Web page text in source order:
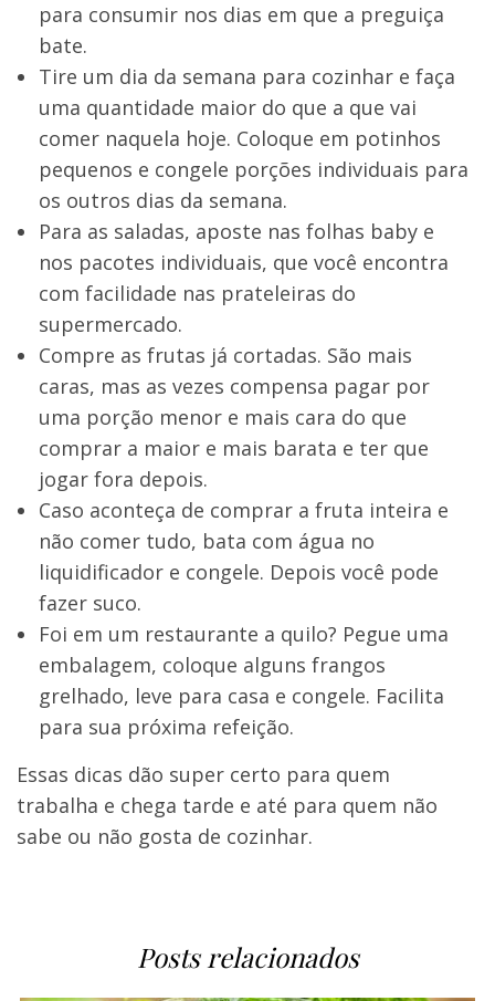
para consumir nos dias em que a preguiça
bate.
Tire um dia da semana para cozinhar e faça
uma quantidade maior do que a que vai
comer naquela hoje. Coloque em potinhos
pequenos e congele porções individuais para
os outros dias da semana.
Para as saladas, aposte nas folhas baby e
nos pacotes individuais, que você encontra
com facilidade nas prateleiras do
supermercado.
Compre as frutas já cortadas. São mais
caras, mas as vezes compensa pagar por
uma porção menor e mais cara do que
comprar a maior e mais barata e ter que
jogar fora depois.
Caso aconteça de comprar a fruta inteira e
não comer tudo, bata com água no
liquidificador e congele. Depois você pode
fazer suco.
Foi em um restaurante a quilo? Pegue uma
embalagem, coloque alguns frangos
grelhado, leve para casa e congele. Facilita
para sua próxima refeição.
Essas dicas dão super certo para quem
trabalha e chega tarde e até para quem não
sabe ou não gosta de cozinhar.
Posts relacionados